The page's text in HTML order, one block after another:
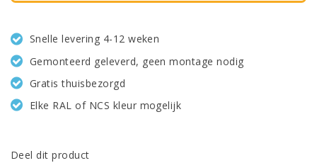
Snelle levering 4-12 weken
Gemonteerd geleverd, geen montage nodig
Gratis thuisbezorgd
Elke RAL of NCS kleur mogelijk
Deel dit product